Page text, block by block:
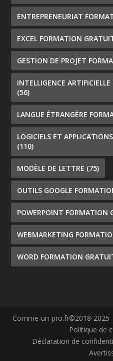
ENTREPRENEURIAT
EXCEL FORMATION
GESTION DE PROJET
INTELLIGENCE
(56)
LANGUE ÉTRANGÈRE
LOGICIELS ET
(110)
MODÈLE DE LETTRE (75)
OUTILS GOOGLE
POWERPOINT FORMATION
WEBMARKETING
WORD FORMATION
Comme-un-pro.fr©2018-2025
Politique de
Déclaration de